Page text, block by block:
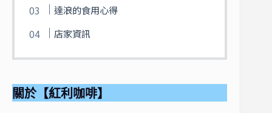
達浪的食用心得
店家資訊
關於【紅利咖啡】